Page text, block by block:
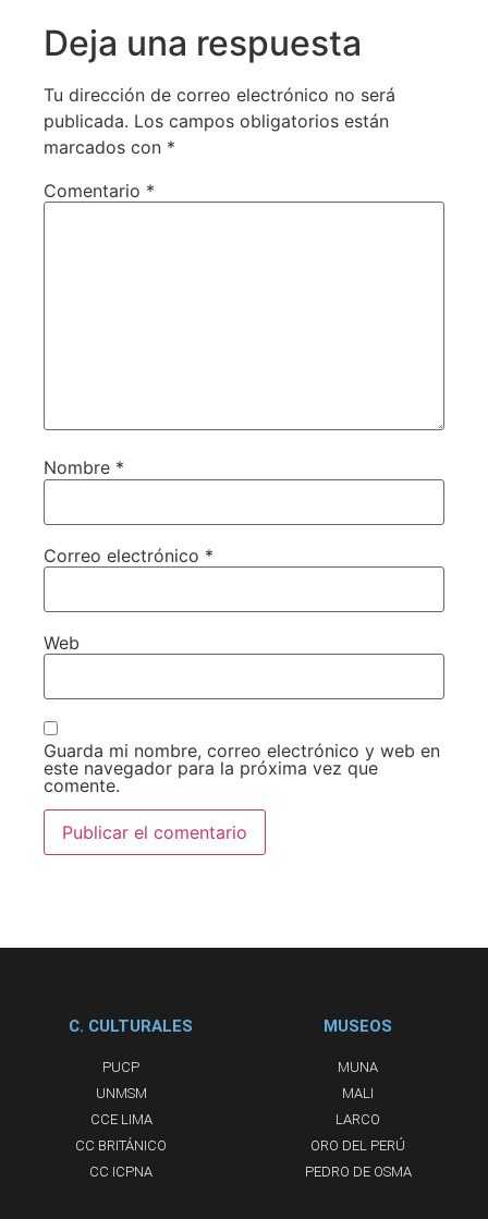
Deja una respuesta
Tu dirección de correo electrónico no será
publicada. Los campos obligatorios están
marcados con *
Comentario *
Nombre *
Correo electrónico *
Web
Guarda mi nombre, correo electrónico y web en
este navegador para la próxima vez que
comente.
C. CULTURALES
PUCP
UNMSM
CCE LIMA
CC BRITÁNICO
CC ICPNA
MUSEOS
MUNA
MALI
LARCO
ORO DEL PERÚ
PEDRO DE OSMA